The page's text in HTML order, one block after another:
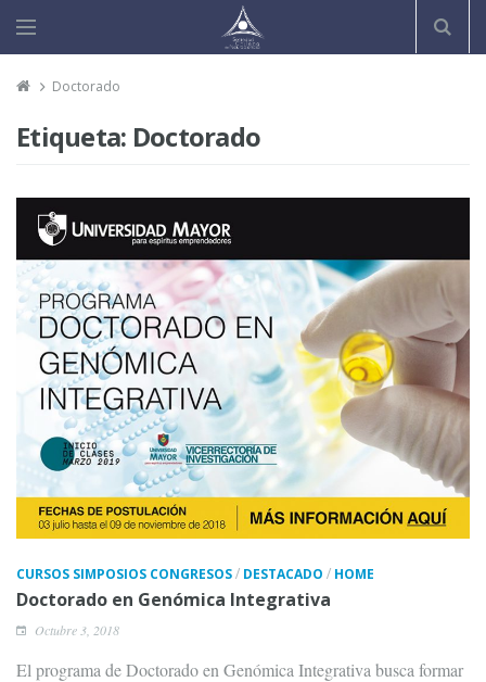
Doctorado
Etiqueta: Doctorado
CURSOS SIMPOSIOS CONGRESOS/ DESTACADO / HOME
Doctorado en Genómica Integrativa
Octubre 3, 2018
El programa de Doctorado en Genómica Integrativa busca formar